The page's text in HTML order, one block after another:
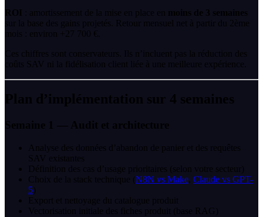
ROI : amortissement de la mise en place en moins de 3 semaines
sur la base des gains projetés. Retour mensuel net à partir du 2ème
mois : environ +27 700 €.
Ces chiffres sont conservateurs. Ils n’incluent pas la réduction des
coûts SAV ni la fidélisation client liée à une meilleure expérience.
Plan d’implémentation sur 4 semaines
Semaine 1 — Audit et architecture
Analyse des données d’abandon de panier et des requêtes
SAV existantes
Définition des cas d’usage prioritaires (selon votre secteur)
Choix de la stack technique (N8N vs Make Claude vs GPT-
5)
Export et nettoyage du catalogue produit
Vectorisation initiale des fiches produit (base RAG)